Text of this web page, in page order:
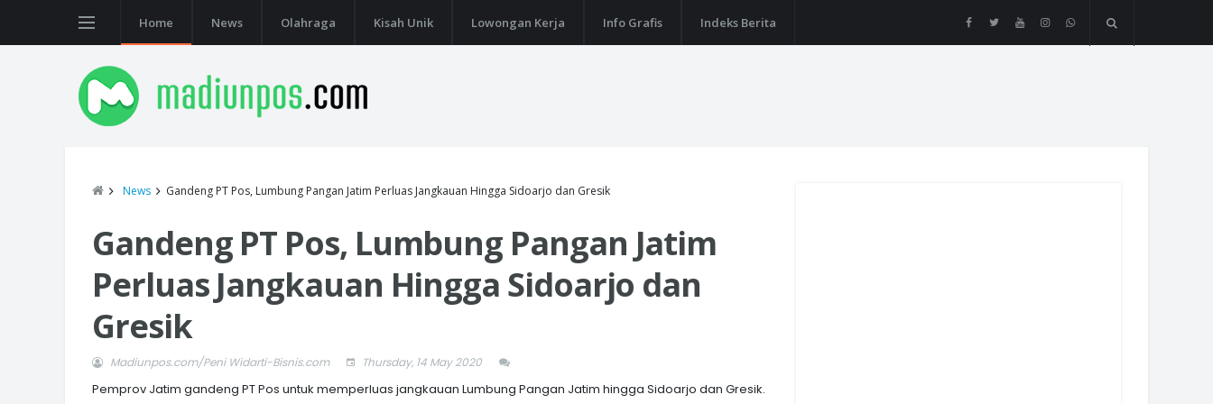
Home News Olahraga Kisah Unik Lowongan Kerja Info Grafis Indeks Berita
News Gandeng PT Pos, Lumbung Pangan Jatim Perluas Jangkauan Hingga Sidoarjo dan Gresik
Gandeng PT Pos, Lumbung Pangan Jatim
Perluas Jangkauan Hingga Sidoarjo dan
Gresik
Madiunpos.com/Peni Widarti-Bisnis.com Thursday, 14 May 2020
Pemprov Jatim gandeng PT Pos untuk memperluas jangkauan Lumbung Pangan Jatim hingga Sidoarjo dan Gresik.